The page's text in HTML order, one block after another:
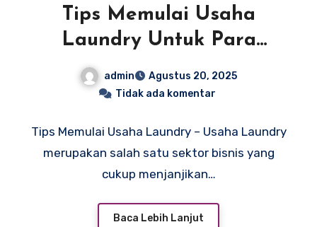
Tips Memulai Usaha
Laundry Untuk Para
Pemula
admin
Agustus 20, 2025
Tidak ada komentar
Tips Memulai Usaha Laundry – Usaha Laundry
merupakan salah satu sektor bisnis yang
cukup menjanjikan…
Baca Lebih Lanjut